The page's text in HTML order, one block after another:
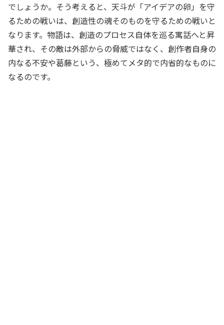
でしょうか。そう考えると、天斗が「アイデアの卵」を守
るための戦いは、創造性の魂そのものを守るための戦いと
なります。物語は、創造のプロセス自体を巡る寓話へと昇
華され、その敵は外部からの脅威ではなく、創作者自身の
内なる不安や葛藤という、極めてメタ的で内省的なものに
なるのです。